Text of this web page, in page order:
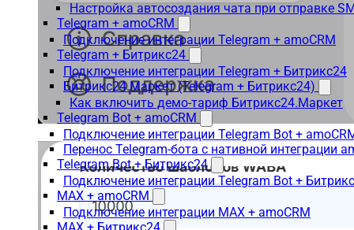
Настройка автосоздания чата при отправке
Telegram + amoCRM
Подключение интеграции Telegram + amoCRM
Telegram + Битрикс24
Подключение интеграции Telegram + Битрикс24
Битрикс24.Маркет (Telegram + Битрикс24)
Как включить демо-тариф Битрикс24.Маркет
Telegram Bot + amoCRM
Подключение интеграции Telegram Bot +
Перенос Telegram-бота с нативной интеграции
Telegram Bot + Битрикс24
Подключение интеграции Telegram Bot +
MAX + amoCRM
Подключение интеграции MAX + amoCRM